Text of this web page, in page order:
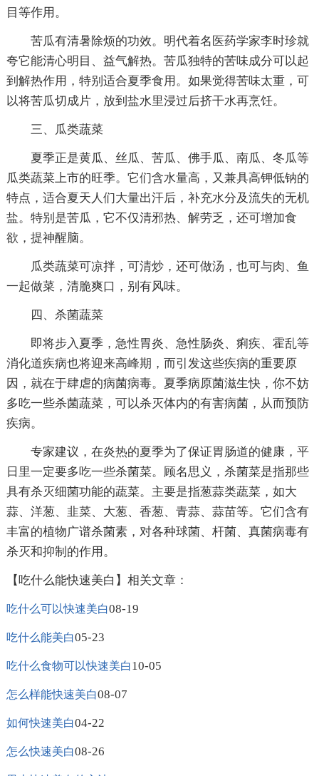
目等作用。
苦瓜有清暑除烦的功效。明代着名医药学家李时珍就
夸它能清心明目、益气解热。苦瓜独特的苦味成分可以起
到解热作用，特别适合夏季食用。如果觉得苦味太重，可
以将苦瓜切成片，放到盐水里浸过后挤干水再烹饪。
三、瓜类蔬菜
夏季正是黄瓜、丝瓜、苦瓜、佛手瓜、南瓜、冬瓜等
瓜类蔬菜上市的旺季。它们含水量高，又兼具高钾低钠的
特点，适合夏天人们大量出汗后，补充水分及流失的无机
盐。特别是苦瓜，它不仅清邪热、解劳乏，还可增加食
欲，提神醒脑。
瓜类蔬菜可凉拌，可清炒，还可做汤，也可与肉、鱼
一起做菜，清脆爽口，别有风味。
四、杀菌蔬菜
即将步入夏季，急性胃炎、急性肠炎、痢疾、霍乱等
消化道疾病也将迎来高峰期，而引发这些疾病的重要原
因，就在于肆虐的病菌病毒。夏季病原菌滋生快，你不妨
多吃一些杀菌蔬菜，可以杀灭体内的有害病菌，从而预防
疾病。
专家建议，在炎热的夏季为了保证胃肠道的健康，平
日里一定要多吃一些杀菌菜。顾名思义，杀菌菜是指那些
具有杀灭细菌功能的蔬菜。主要是指葱蒜类蔬菜，如大
蒜、洋葱、韭菜、大葱、香葱、青蒜、蒜苗等。它们含有
丰富的植物广谱杀菌素，对各种球菌、杆菌、真菌病毒有
杀灭和抑制的作用。
【吃什么能快速美白】相关文章：
吃什么可以快速美白08-19
吃什么能美白05-23
吃什么食物可以快速美白10-05
怎么样能快速美白08-07
如何快速美白04-22
怎么快速美白08-26